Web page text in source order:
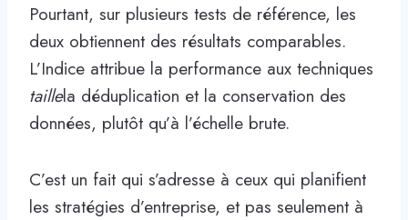
Pourtant, sur plusieurs tests de référence, les
deux obtiennent des résultats comparables.
L’Indice attribue la performance aux techniques
taillela déduplication et la conservation des
données, plutôt qu’à l’échelle brute.
C’est un fait qui s’adresse à ceux qui planifient
les stratégies d’entreprise, et pas seulement à